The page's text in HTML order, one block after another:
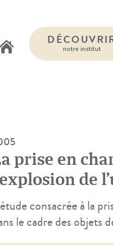
notre institut
prise en
de
consacrée à la
le cadre des objets